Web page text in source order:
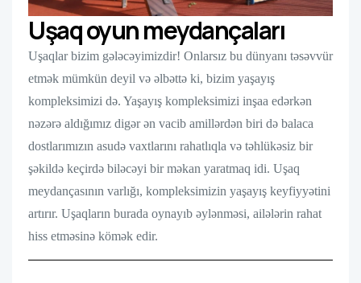
Uşaq oyun meydançaları
Uşaqlar bizim gələcəyimizdir! Onlarsız bu dünyanı təsəvvür
etmək mümkün deyil və əlbəttə ki, bizim yaşayış
kompleksimizi də. Yaşayış kompleksimizi inşaa edərkən
nəzərə aldığımız digər ən vacib amillərdən biri də balaca
dostlarımızın asudə vaxtlarını rahatlıqla və təhlükəsiz bir
şəkildə keçirdə biləcəyi bir məkan yaratmaq idi. Uşaq
meydançasının varlığı, kompleksimizin yaşayış keyfiyyətini
artırır. Uşaqların burada oynayıb əylənməsi, ailələrin rahat
hiss etməsinə kömək edir.